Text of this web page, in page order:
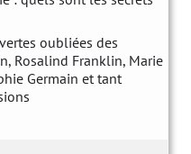
oubliées des
Rosalind Franklin, Marie
Germain et tant